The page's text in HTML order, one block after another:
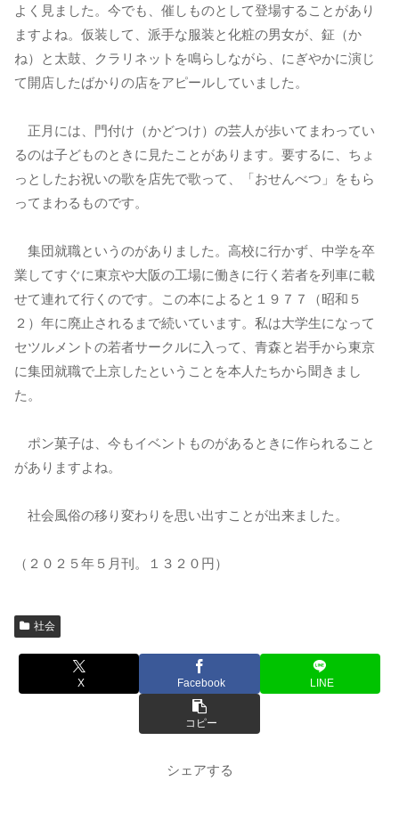
よく見ました。今でも、催しものとして登場することがあり
ますよね。仮装して、派手な服装と化粧の男女が、鉦（か
ね）と太鼓、クラリネットを鳴らしながら、にぎやかに演じ
て開店したばかりの店をアピールしていました。
正月には、門付け（かどつけ）の芸人が歩いてまわってい
るのは子どものときに見たことがあります。要するに、ちょ
っとしたお祝いの歌を店先で歌って、「おせんべつ」をもら
ってまわるものです。
集団就職というのがありました。高校に行かず、中学を卒
業してすぐに東京や大阪の工場に働きに行く若者を列車に載
せて連れて行くのです。この本によると１９７７（昭和５
２）年に廃止されるまで続いています。私は大学生になって
セツルメントの若者サークルに入って、青森と岩手から東京
に集団就職で上京したということを本人たちから聞きまし
た。
ポン菓子は、今もイベントものがあるときに作られること
がありますよね。
社会風俗の移り変わりを思い出すことが出来ました。
（２０２５年５月刊。１３２０円）
社会
X Facebook LINE
コピー
シェアする